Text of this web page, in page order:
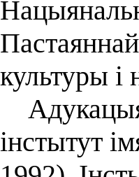
культуры і
інстытут